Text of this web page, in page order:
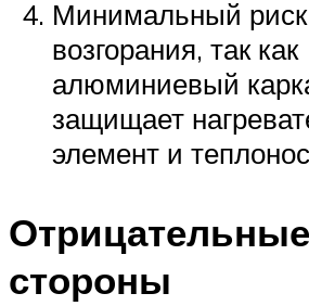
Минимальный
возгорания, так как
алюминиевый
защищает
элемент и
Отрицательные
стороны